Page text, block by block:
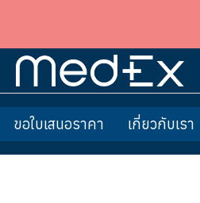
ขอใบเสนอราคา เกี่ยวกับเรา